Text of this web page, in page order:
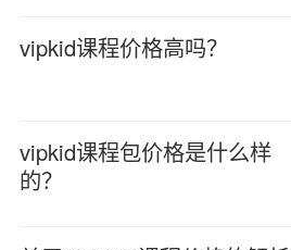
vipkid课程价格高吗？
vipkid课程包价格是什么样
的？